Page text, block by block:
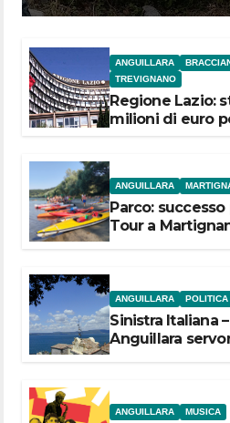
ANGUILLARA
TREVIGNANO
Regione Lazio:
milioni di euro
ANGUILLARA
Parco: successo
Tour a
ANGUILLARA POLITICA
Sinistra Italiana –
Anguillara
ANGUILLARA MUSICA